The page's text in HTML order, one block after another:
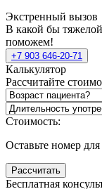
Экстренный вызов
В какой бы
поможем!
+7 903 646-20-71
Калькулятор
Рассчитайте
Стоимость:
Оставьте номер
Рассчитать
Бесплатная